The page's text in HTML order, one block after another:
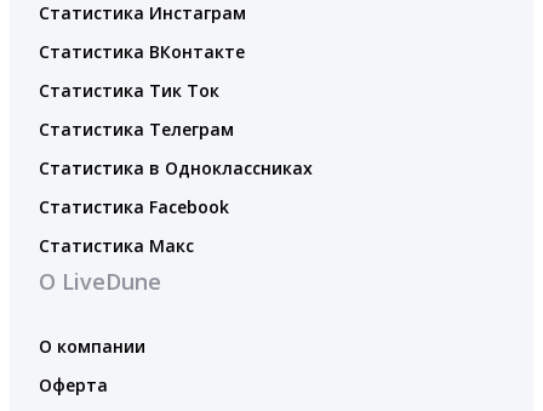
Статистика Инстаграм
Статистика ВКонтакте
Статистика Тик Ток
Статистика Телеграм
Статистика в Одноклассниках
Статистика Facebook
Статистика Макс
О LiveDune
О компании
Оферта